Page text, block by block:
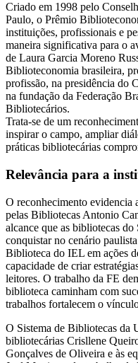
Criado em 1998 pelo
Paulo, o Prêmio
instituições, profissionais e
maneira significativa para o
de Laura Garcia Moreno
Biblioteconomia brasileira,
profissão, na presidência do
na fundação da Federação
Bibliotecários.
Trata-se de um
inspirar o campo, ampliar
práticas bibliotecárias
Relevância para a
O reconhecimento evidencia
pelas Bibliotecas Antonio
alcance que as bibliotecas
conquistar no cenário
Biblioteca do IEL em ações
capacidade de criar
leitores. O trabalho da FE
biblioteca caminham com
trabalhos fortalecem o
O Sistema de Bibliotecas da
bibliotecárias Crisllene
Gonçalves de Oliveira e às